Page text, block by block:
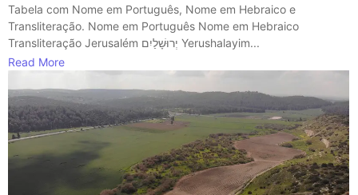
Tabela com Nome em Português, Nome em Hebraico e
Transliteração. Nome em Português Nome em Hebraico
Transliteração Jerusalém יְרוּשָׁלַיִם Yerushalayim...
Read More